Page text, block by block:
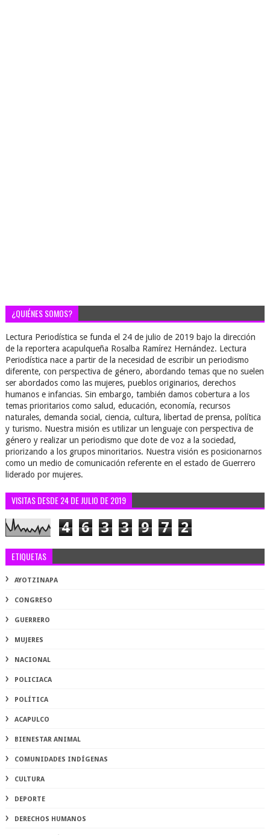
¿QUIÉNES SOMOS?
Lectura Periodística se funda el 24 de julio de 2019 bajo la dirección
de la reportera acapulqueña Rosalba Ramírez Hernández. Lectura
Periodística nace a partir de la necesidad de escribir un periodismo
diferente, con perspectiva de género, abordando temas que no suelen
ser abordados como las mujeres, pueblos originarios, derechos
humanos e infancias. Sin embargo, también damos cobertura a los
temas prioritarios como salud, educación, economía, recursos
naturales, demanda social, ciencia, cultura, libertad de prensa, política
y turismo. Nuestra misión es utilizar un lenguaje con perspectiva de
género y realizar un periodismo que dote de voz a la sociedad,
priorizando a los grupos minoritarios. Nuestra visión es posicionarnos
como un medio de comunicación referente en el estado de Guerrero
liderado por mujeres.
VISITAS DESDE 24 DE JULIO DE 2019
4 6 3 3 9 7 2
ETIQUETAS
AYOTZINAPA
CONGRESO
GUERRERO
MUJERES
NACIONAL
POLICIACA
POLÍTICA
ACAPULCO
BIENESTAR ANIMAL
COMUNIDADES INDÍGENAS
CULTURA
DEPORTE
DERECHOS HUMANOS